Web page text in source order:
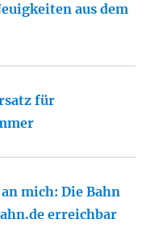
aus dem
für
mich: Die Bahn
erreichbar